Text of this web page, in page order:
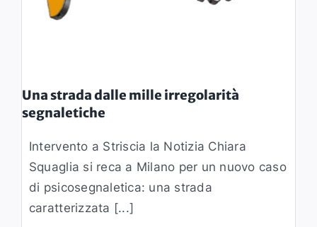
Una strada dalle mille irregolarità
segnaletiche
Intervento a Striscia la Notizia Chiara
Squaglia si reca a Milano per un nuovo caso
di psicosegnaletica: una strada
caratterizzata [...]